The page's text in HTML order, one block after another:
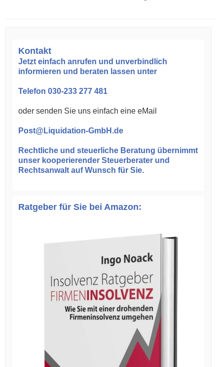
Kontakt
Jetzt einfach anrufen und unverbindlich
informieren und beraten lassen unter
Telefon 030-233 277 481
oder senden Sie uns einfach eine eMail
Post@Liquidation-GmbH.de
Rechtliche und steuerliche Beratung übernimmt
unser kooperierender Steuerberater und
Rechtsanwalt auf Wunsch für Sie.
Ratgeber für Sie bei Amazon: